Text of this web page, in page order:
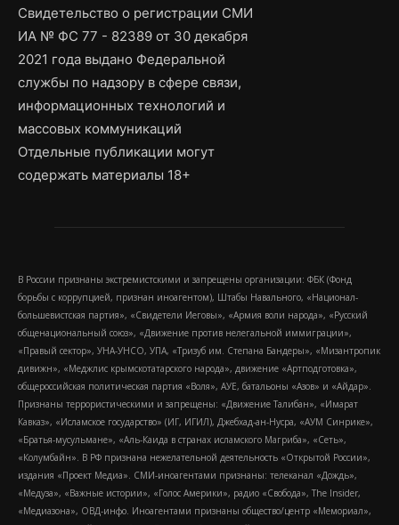
Свидетельство о регистрации СМИ
ИА № ФС 77 - 82389 от 30 декабря
2021 года выдано Федеральной
службы по надзору в сфере связи,
информационных технологий и
массовых коммуникаций
Отдельные публикации могут
содержать материалы 18+
В России признаны экстремистскими и запрещены организации: ФБК (Фонд
борьбы с коррупцией, признан иноагентом), Штабы Навального, «Национал-
большевистская партия», «Свидетели Иеговы», «Армия воли народа», «Русский
общенациональный союз», «Движение против нелегальной иммиграции»,
«Правый сектор», УНА-УНСО, УПА, «Тризуб им. Степана Бандеры», «Мизантропик
дивижн», «Меджлис крымскотатарского народа», движение «Артподготовка»,
общероссийская политическая партия «Воля», АУЕ, батальоны «Азов» и «Айдар».
Признаны террористическими и запрещены: «Движение Талибан», «Имарат
Кавказ», «Исламское государство» (ИГ, ИГИЛ), Джебхад-ан-Нусра, «АУМ Синрике»,
«Братья-мусульмане», «Аль-Каида в странах исламского Магриба», «Сеть»,
«Колумбайн». В РФ признана нежелательной деятельность «Открытой России»,
издания «Проект Медиа». СМИ-иноагентами признаны: телеканал «Дождь»,
«Медуза», «Важные истории», «Голос Америки», радио «Свобода», The Insider,
«Медиазона», ОВД-инфо. Иноагентами признаны общество/центр «Мемориал»,